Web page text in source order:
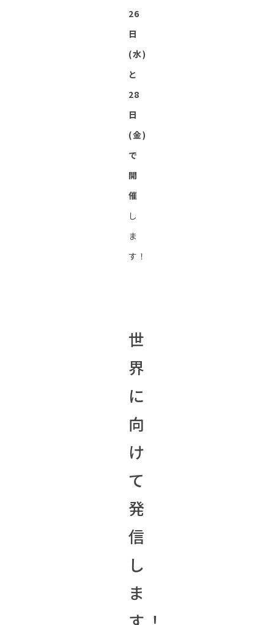
26
日
(水)
と
28
日
(金)
で
開
催
し
ま
す！
世
界
に
向
け
て
発
信
し
ま
す！